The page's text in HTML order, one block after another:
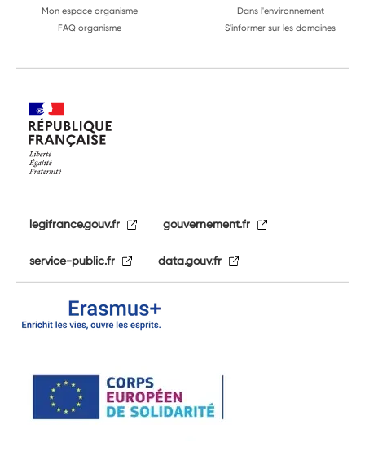
Mon espace organisme
FAQ organisme
Dans l'environnement
S'informer sur les domaines
legifrance.gouv.fr gouvernement.fr
service-public.fr data.gouv.fr